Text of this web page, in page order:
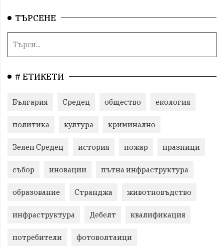
ТЪРСЕНЕ
# ЕТИКЕТИ
България Средец общество екология
политика култура криминално
Зелен Средец история пожар празници
събор иновации пътна инфраструктура
образование Странджа животновъдство
инфраструктура Дебелт квалификация
потребители фотоволтаици